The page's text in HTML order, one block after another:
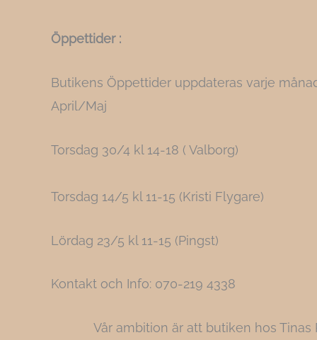
Öppettider :
Butikens Öppettider uppdateras varje
April/Maj
Torsdag 30/4 kl 14-18 ( Valborg)
Torsdag 14/5 kl 11-15 (Kristi Flygare)
Lördag 23/5 kl 11-15 (Pingst)
Kontakt och Info: 070-219 4338
Vår ambition är att butiken hos